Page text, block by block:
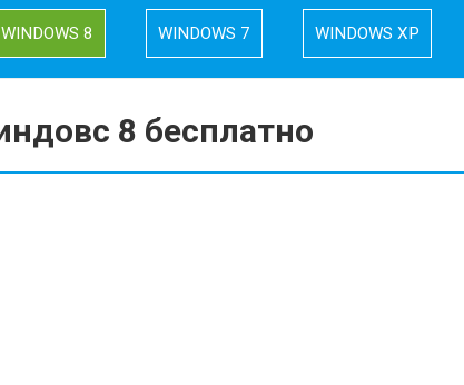
WINDOWS 8 WINDOWS 7 WINDOWS XP
8 бесплатно